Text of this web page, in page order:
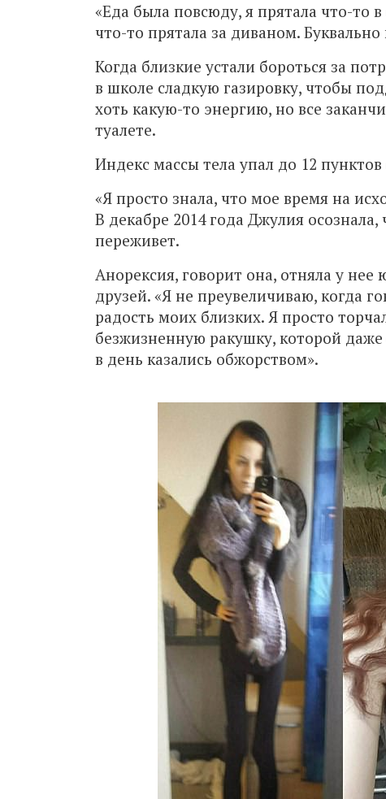
«Еда была повсюду, я прятала что-то
что-то прятала за диваном. Буквально
Когда близкие устали бороться за
в школе сладкую газировку, чтобы
хоть какую-то энергию, но все
туалете.
Индекс массы тела упал до 12
«Я просто знала, что мое время на
В декабре 2014 года Джулия
переживет.
Анорексия, говорит она, отняла у
друзей. «Я не преувеличиваю, когда
радость моих близких. Я просто
безжизненную ракушку, которой
в день казались обжорством».